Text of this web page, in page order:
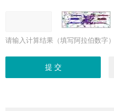
请输入计算结果（填写阿拉伯数字